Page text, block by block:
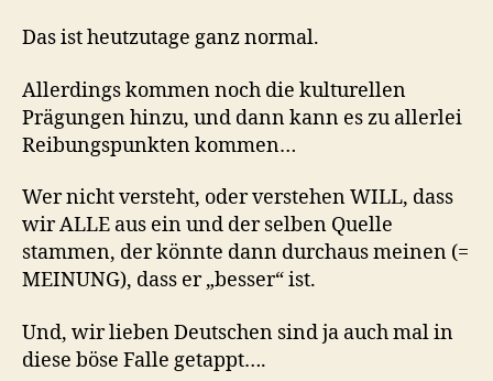
Das ist heutzutage ganz normal.
Allerdings kommen noch die kulturellen
Prägungen hinzu, und dann kann es zu allerlei
Reibungspunkten kommen…
Wer nicht versteht, oder verstehen WILL, dass
wir ALLE aus ein und der selben Quelle
stammen, der könnte dann durchaus meinen (=
MEINUNG), dass er „besser“ ist.
Und, wir lieben Deutschen sind ja auch mal in
diese böse Falle getappt….